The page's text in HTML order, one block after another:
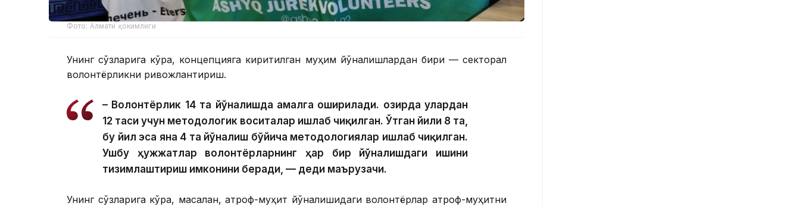
Фото: Алмати ҳокимлиги
Унинг сўзларига кўра, концепцияга киритилган муҳим йўналишлардан бири — секторал
волонтёрликни ривожлантириш.
– Волонтёрлик 14 та йўналишда амалга оширилади. Ҳозирда улардан
12 таси учун методологик воситалар ишлаб чиқилган. Ўтган йили 8 та,
бу йил эса яна 4 та йўналиш бўйича методологиялар ишлаб чиқилган.
Ушбу ҳужжатлар волонтёрларнинг ҳар бир йўналишдаги ишини
тизимлаштириш имконини беради, — деди маърузачи.
Унинг сўзларига кўра, масалан, атроф-муҳит йўналишидаги волонтёрлар атроф-муҳитни